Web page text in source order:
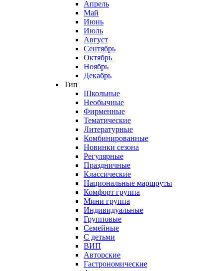
Апрель
Май
Июнь
Июль
Август
Сентябрь
Октябрь
Ноябрь
Декабрь
Тип
Школьные
Необычные
Фирменные
Тематические
Литературные
Комбинированные
Новинки сезона
Регулярные
Праздничные
Классические
Национальные маршруты
Комфорт группа
Мини группа
Индивидуальные
Групповые
Семейные
С детьми
ВИП
Авторские
Гастрономические